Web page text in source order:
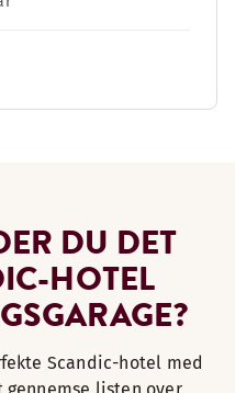
DU DET
HOTEL
Scandic-hotel med